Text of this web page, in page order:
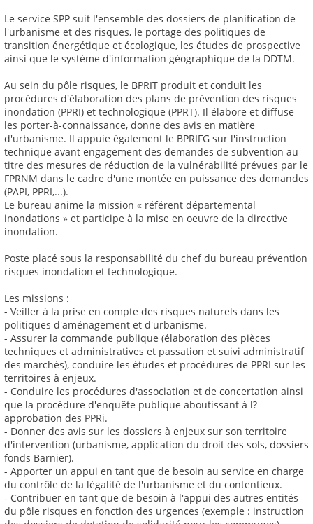
Le service SPP suit l'ensemble des dossiers de planification de
l'urbanisme et des risques, le portage des politiques de
transition énergétique et écologique, les études de prospective
ainsi que le système d'information géographique de la DDTM.
Au sein du pôle risques, le BPRIT produit et conduit les
procédures d'élaboration des plans de prévention des risques
inondation (PPRI) et technologique (PPRT). Il élabore et diffuse
les porter-à-connaissance, donne des avis en matière
d'urbanisme. Il appuie également le BPRIFG sur l'instruction
technique avant engagement des demandes de subvention au
titre des mesures de réduction de la vulnérabilité prévues par le
FPRNM dans le cadre d'une montée en puissance des demandes
(PAPI, PPRI,...).
Le bureau anime la mission « référent départemental
inondations » et participe à la mise en oeuvre de la directive
inondation.
Poste placé sous la responsabilité du chef du bureau prévention
risques inondation et technologique.
Les missions :
- Veiller à la prise en compte des risques naturels dans les
politiques d'aménagement et d'urbanisme.
- Assurer la commande publique (élaboration des pièces
techniques et administratives et passation et suivi administratif
des marchés), conduire les études et procédures de PPRI sur les
territoires à enjeux.
- Conduire les procédures d'association et de concertation ainsi
que la procédure d'enquête publique aboutissant à l?
approbation des PPRi.
- Donner des avis sur les dossiers à enjeux sur son territoire
d'intervention (urbanisme, application du droit des sols, dossiers
fonds Barnier).
- Apporter un appui en tant que de besoin au service en charge
du contrôle de la légalité de l'urbanisme et du contentieux.
- Contribuer en tant que de besoin à l'appui des autres entités
du pôle risques en fonction des urgences (exemple : instruction